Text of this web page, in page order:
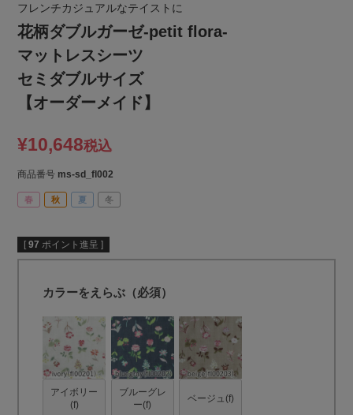
フレンチカジュアルなテイストに
花柄ダブルガーゼ-petit flora-
マットレスシーツ
セミダブルサイズ
【オーダーメイド】
¥10,648税込
商品番号 ms-sd_fl002
春 秋 夏 冬
[ 97 ポイント進呈 ]
カラーをえらぶ（必須）
アイボリー
(f)
ブルーグレ
ー(f)
ベージュ(f)